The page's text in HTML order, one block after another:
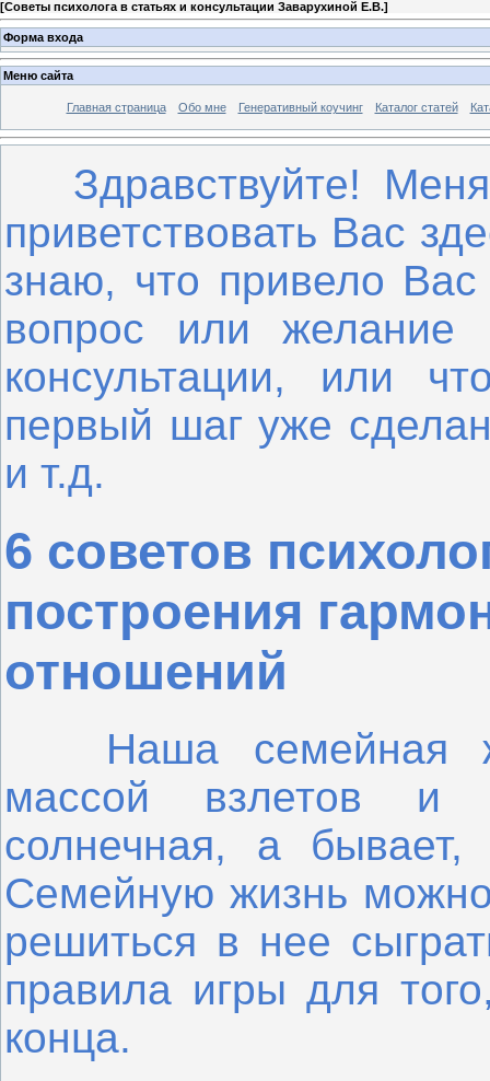
[Советы психолога в статьях и консультации Заварухиной Е.В.]
Форма входа
Меню сайта
Главная страница Обо мне Генеративный коучинг Каталог статей
Здравствуйте!
приветствовать Вас
знаю, что привело
вопрос или
консультации, или
первый шаг уже
и т.д.
6 советов
построения
отношений
Наша семейная
массой взлетов и
солнечная, а бывает,
Семейную жизнь можно
решиться в нее
правила игры для
конца.